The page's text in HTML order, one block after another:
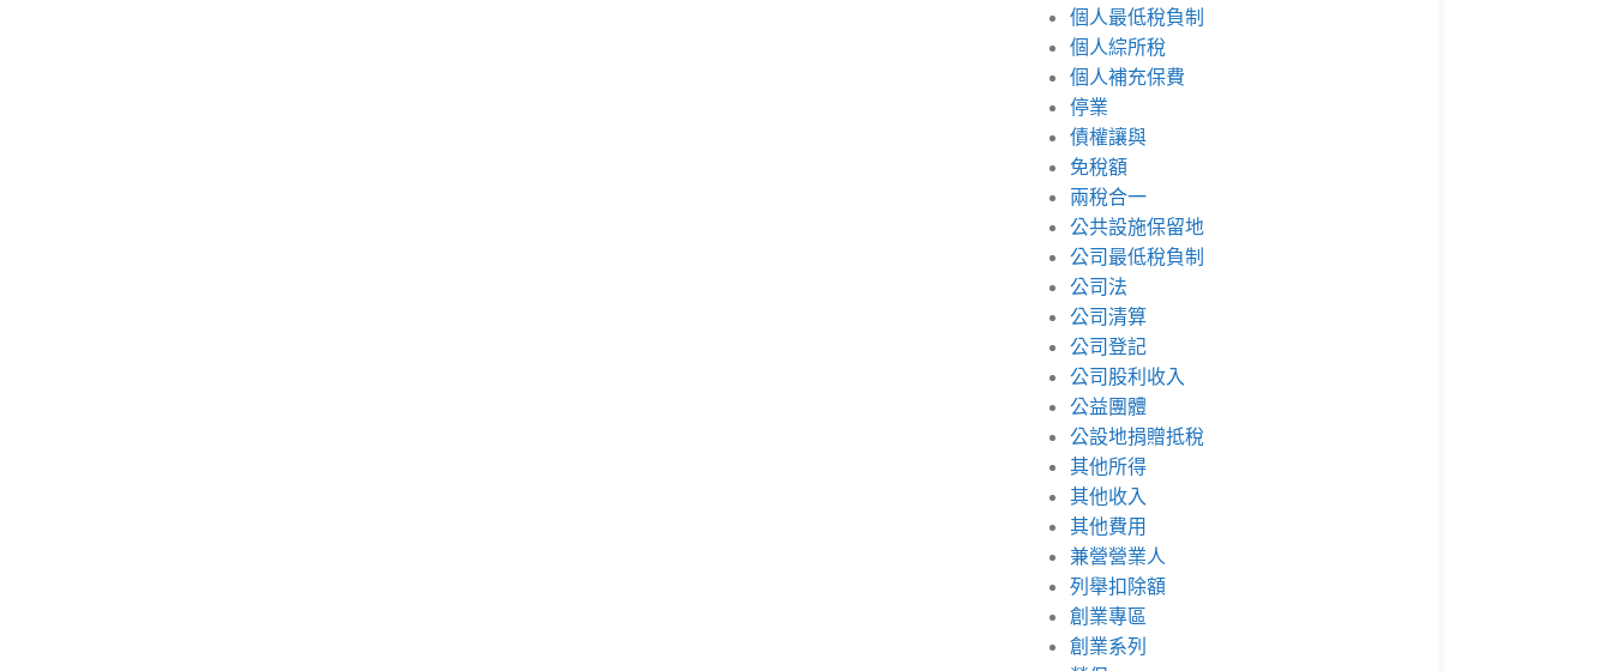
個人最低稅負制
個人綜所稅
個人補充保費
停業
債權讓與
免稅額
兩稅合一
公共設施保留地
公司最低稅負制
公司法
公司清算
公司登記
公司股利收入
公益團體
公設地捐贈抵稅
其他所得
其他收入
其他費用
兼營營業人
列舉扣除額
創業專區
創業系列